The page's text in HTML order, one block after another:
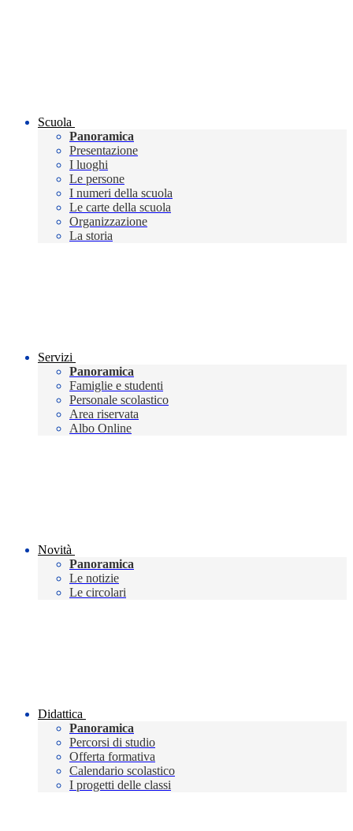
Scuola
Panoramica
Presentazione
I luoghi
Le persone
I numeri della scuola
Le carte della scuola
Organizzazione
La storia
Servizi
Panoramica
Famiglie e studenti
Personale scolastico
Area riservata
Albo Online
Novità
Panoramica
Le notizie
Le circolari
Didattica
Panoramica
Percorsi di studio
Offerta formativa
Calendario scolastico
I progetti delle classi